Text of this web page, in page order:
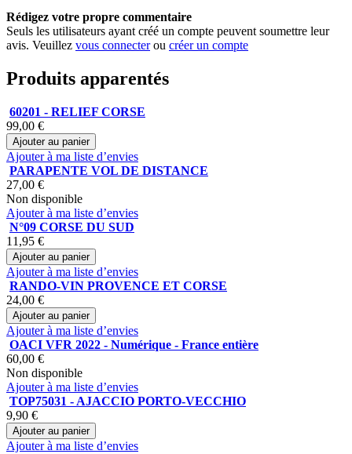
Rédigez votre propre commentaire
Seuls les utilisateurs ayant créé un compte peuvent soumettre leur
avis. Veuillez vous connecterou créer un compte
Produits apparentés
60201 - RELIEF CORSE
99,00 €
Ajouter au panier
Ajouter à ma liste d’envies
PARAPENTE VOL DE DISTANCE
27,00 €
Non disponible
Ajouter à ma liste d’envies
N°09 CORSE DU SUD
11,95 €
Ajouter au panier
Ajouter à ma liste d’envies
RANDO-VIN PROVENCE ET CORSE
24,00 €
Ajouter au panier
Ajouter à ma liste d’envies
OACI VFR 2022 - Numérique - France entière
60,00 €
Non disponible
Ajouter à ma liste d’envies
TOP75031 - AJACCIO PORTO-VECCHIO
9,90 €
Ajouter au panier
Ajouter à ma liste d’envies